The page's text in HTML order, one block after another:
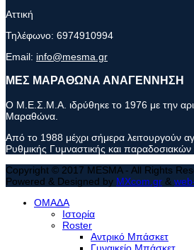
Αττική
Τηλέφωνο: 6974910994
Email: info@mesma.gr
ΜΕΣ ΜΑΡΑΘΩΝΑ ΑΝΑΓΕΝΝΗΣΗ
Ο Μ.Ε.Σ.Μ.Α. ιδρύθηκε το 1976 με την
Μαραθώνα.
Από το 1988 μέχρι σήμερα λειτουργούν
Ρυθμικής Γυμναστικής και
Copyright © 2017 MESMA - All Rights
Powered & Designed by MXcom.gr &
ΟΜΑΔΑ
Ιστορία
Roster
Αντρικό Μπάσκετ